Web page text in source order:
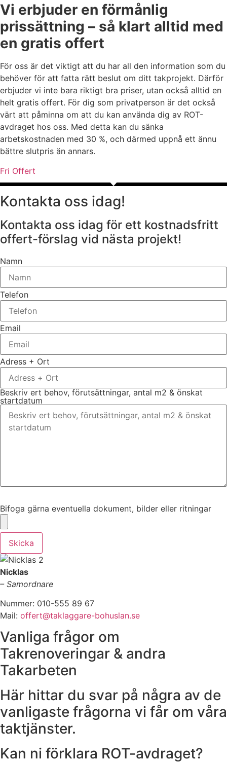
Vi erbjuder en förmånlig
prissättning – så klart alltid med
en gratis offert
För oss är det viktigt att du har all den information som du
behöver för att fatta rätt beslut om ditt takprojekt. Därför
erbjuder vi inte bara riktigt bra priser, utan också alltid en
helt gratis offert. För dig som privatperson är det också
värt att påminna om att du kan använda dig av ROT-
avdraget hos oss. Med detta kan du sänka
arbetskostnaden med 30 %, och därmed uppnå ett ännu
bättre slutpris än annars.
Fri Offert
Kontakta oss idag!
Kontakta oss idag för ett kostnadsfritt
offert-förslag vid nästa projekt!
Namn
Telefon
Email
Adress + Ort
Beskriv ert behov, förutsättningar, antal m2 & önskat
startdatum
Bifoga gärna eventuella dokument, bilder eller ritningar
Skicka
Nicklas
– Samordnare
Nummer: 010-555 89 67
Mail: offert@taklaggare-bohuslan.se
Vanliga frågor om
Takrenoveringar & andra
Takarbeten
Här hittar du svar på några av de
vanligaste frågorna vi får om våra
taktjänster.
Kan ni förklara ROT-avdraget?